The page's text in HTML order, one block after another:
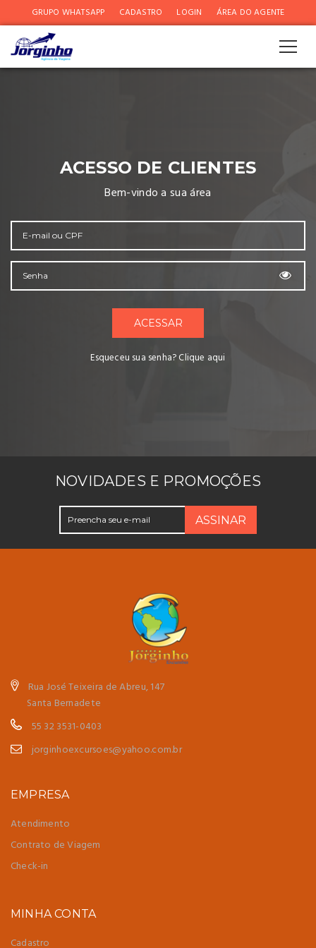
GRUPO WHATSAPP CADASTRO LOGIN ÁREA DO AGENTE
ACESSO DE CLIENTES
Bem-vindo a sua área
ACESSAR
Esqueceu sua senha?Clique aqui
NOVIDADES E PROMOÇÕES
ASSINAR
Rua José Teixeira de Abreu, 147
Santa Bernadete
55 32 3531-0403
jorginhoexcursoes@yahoo.com.br
EMPRESA
Atendimento
Contrato de Viagem
Check-in
MINHA CONTA
Cadastro